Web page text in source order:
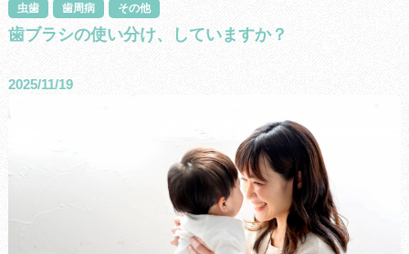
虫歯 歯周病 その他
歯ブラシの使い分け、していますか？
2025/11/19